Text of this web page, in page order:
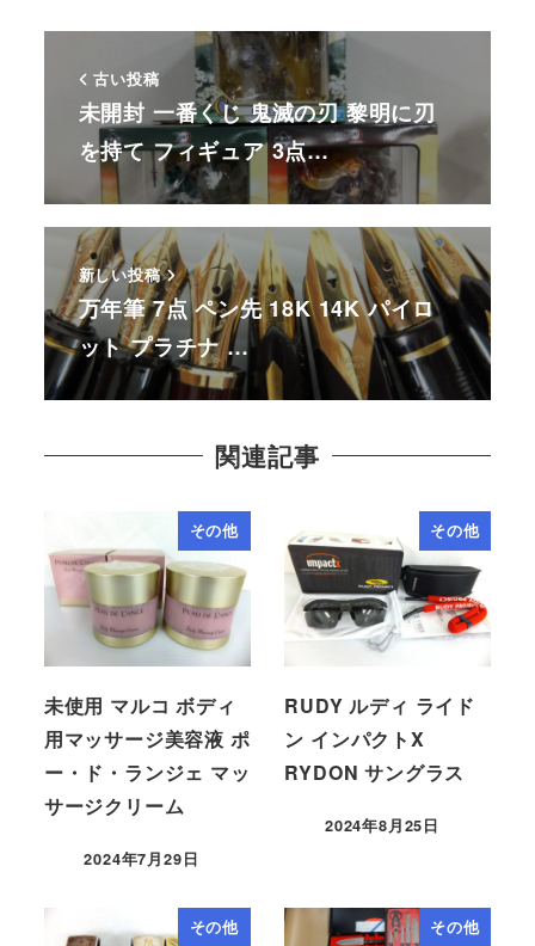
古い投稿
未開封 一番くじ 鬼滅の刃 黎明に刃
を持て フィギュア 3点…
新しい投稿
万年筆 7点 ペン先 18K 14K パイロ
ット プラチナ …
関連記事
その他
未使用 マルコ ボディ
用マッサージ美容液 ポ
ー・ド・ランジェ マッ
サージクリーム
2024年7月29日
その他
RUDY ルディ ライド
ン インパクトX
RYDON サングラス
2024年8月25日
その他 その他